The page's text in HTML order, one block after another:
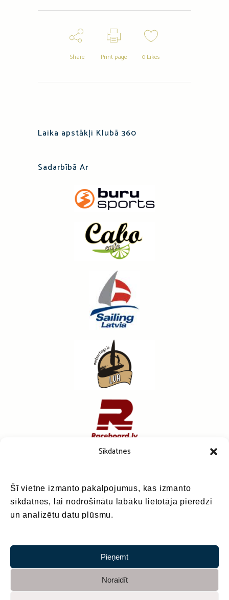
Sīkdatnes
Šī vietne izmanto pakalpojumus, kas izmanto
sīkdatnes, lai nodrošinātu labāku lietotāja pieredzi
un analizētu datu plūsmu.
Pieņemt
Noraidīt
Share Print page 0Likes
Laika apstākļi Klubā 360
Sadarbībā Ar